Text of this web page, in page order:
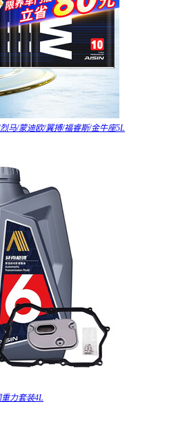
马/蒙迪欧/翼搏/福睿斯/金牛座5L
力套装4L